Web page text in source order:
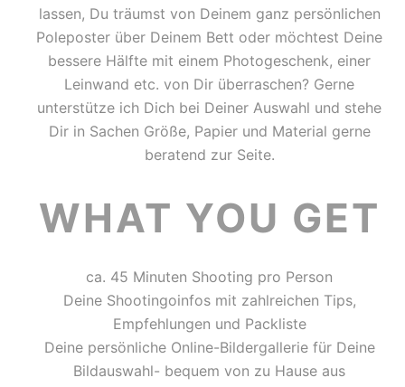
lassen, Du träumst von Deinem ganz persönlichen
Poleposter über Deinem Bett oder möchtest Deine
bessere Hälfte mit einem Photogeschenk, einer
Leinwand etc. von Dir überraschen? Gerne
unterstütze ich Dich bei Deiner Auswahl und stehe
Dir in Sachen Größe, Papier und Material gerne
beratend zur Seite.
WHAT YOU GET
ca. 45 Minuten Shooting pro Person
Deine Shootingoinfos mit zahlreichen Tips,
Empfehlungen und Packliste
Deine persönliche Online-Bildergallerie für Deine
Bildauswahl- bequem von zu Hause aus